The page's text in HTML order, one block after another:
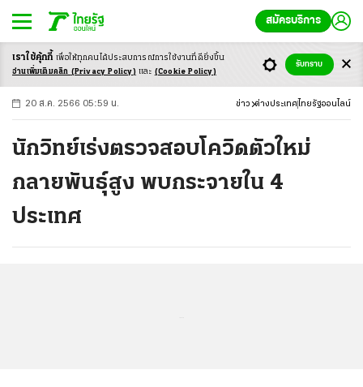
สมัครบริการ
-ก ก ก+
20 ส.ค. 2566 05:59 น. ข่าว ต่างประเทศ ไทยรัฐออนไลน์
นักวิทย์เร่งตรวจสอบโควิดตัวใหม่
กลายพันธุ์สูง พบกระจายใน 4
ประเทศ
เราใช้คุ้กกี้ เพื่อให้ทุกคนได้ประสบการณ์การใช้งานที่ดียิ่งขึ้น
อ่านเพิ่มเติมคลิก (Privacy Policy) และ (Cookie Policy)
รับทราบ